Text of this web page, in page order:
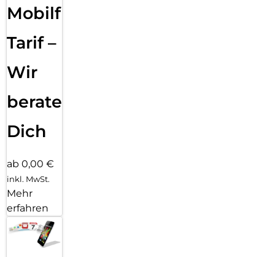
Widerstandsfähigkeit nach Militärstandard bieten die
perfekte Kombinationaus Style und Schutz. Erlebe zudem
Geschwindigkeiten. Schärfe deine Perspektive mit dem
Das neue moto g87 bietet dir unsere bisher beste moto g-
kannst du bei allen Lichtverhältnissenultrascharfe Bilder
Zoll großen Extreme-AMOLED-Display.
Mobilfunk
Tarif –
Wir
beraten
Dich
ab 0,00 €
inkl. MwSt.
Mehr
erfahren